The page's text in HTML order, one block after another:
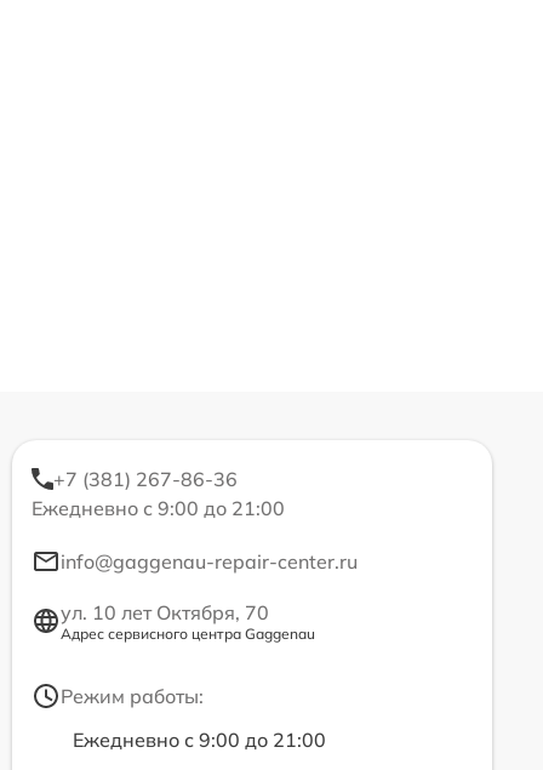
+7 (381) 267-86-36
Ежедневно с 9:00 до 21:00
info@gaggenau-repair-center.ru
ул. 10 лет Октября, 70
Адрес сервисного центра Gaggenau
Режим работы:
Ежедневно с 9:00 до 21:00